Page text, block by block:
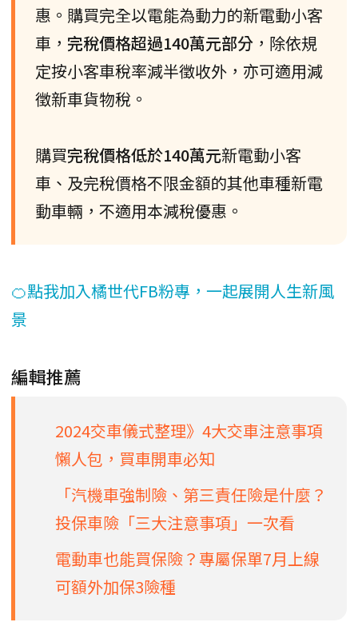
惠。購買完全以電能為動力的新電動小客
車， 完稅價格超過140萬元部分 ，除依規
定按小客車稅率減半徵收外，亦可適用減
徵新車貨物稅。
購買完稅價格低於140萬元新電動小客
車、及完稅價格不限金額的其他車種新電
動車輛，不適用本減稅優惠。
🍊點我加入橘世代FB粉專，一起展開人生新風
景
編輯推薦
2024交車儀式整理》4大交車注意事項
懶人包，買車開車必知
「汽機車強制險、第三責任險是什麼？
投保車險「三大注意事項」一次看
電動車也能買保險？專屬保單7月上線
可額外加保3險種